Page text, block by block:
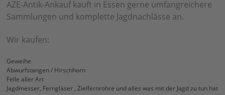
AZE-Antik-Ankauf kauft in Essen gerne umfangreichere
Sammlungen und komplette Jagdnachlässe an.
Wir kaufen:
Geweihe
Abwurfstangen / Hirschhorn
Felle aller Art
Jagdmesser, Ferngläser , Zielfernrohre und alles was mit der Jagd zu tun hat